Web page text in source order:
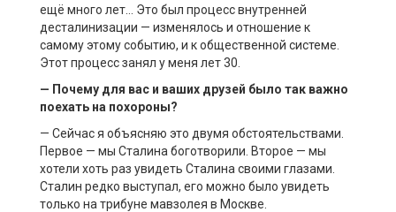
ещё много лет… Это был процесс внутренней
десталинизации — изменялось и отношение к
самому этому событию, и к общественной системе.
Этот процесс занял у меня лет 30.
— Почему для вас и ваших друзей было так важно
поехать на похороны?
— Сейчас я объясняю это двумя обстоятельствами.
Первое — мы Сталина боготворили. Второе — мы
хотели хоть раз увидеть Сталина своими глазами.
Сталин редко выступал, его можно было увидеть
только на трибуне мавзолея в Москве.